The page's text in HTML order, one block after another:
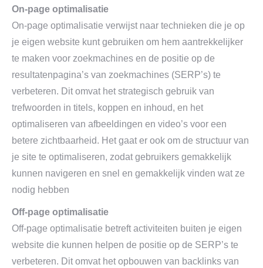
On-page optimalisatie
On-page optimalisatie verwijst naar technieken die je op
je eigen website kunt gebruiken om hem aantrekkelijker
te maken voor zoekmachines en de positie op de
resultatenpagina’s van zoekmachines (SERP’s) te
verbeteren. Dit omvat het strategisch gebruik van
trefwoorden in titels, koppen en inhoud, en het
optimaliseren van afbeeldingen en video’s voor een
betere zichtbaarheid. Het gaat er ook om de structuur van
je site te optimaliseren, zodat gebruikers gemakkelijk
kunnen navigeren en snel en gemakkelijk vinden wat ze
nodig hebben
Off-page optimalisatie
Off-page optimalisatie betreft activiteiten buiten je eigen
website die kunnen helpen de positie op de SERP’s te
verbeteren. Dit omvat het opbouwen van backlinks van